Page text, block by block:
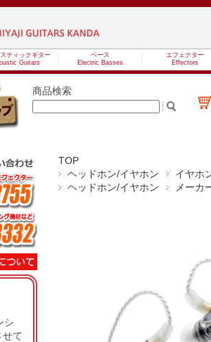
ティックギター
Guitars
ベース
Electric Basses
エフェクター
Effectors
商品検索
TOP
ヘッドホン/イヤホン
イヤホ
ヘッドホン/イヤホン
メーカ
シ
て